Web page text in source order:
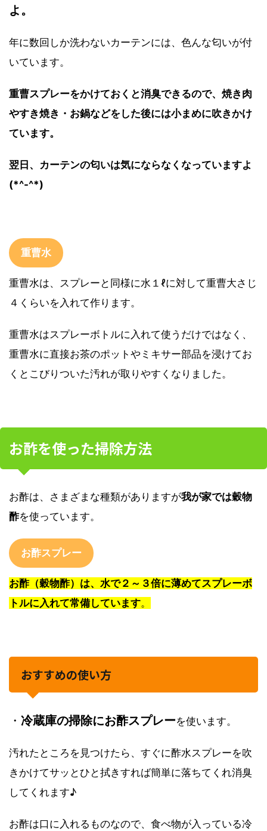
よ。
年に数回しか洗わないカーテンには、色んな匂いが付
いています。
重曹スプレーをかけておくと消臭できるので、焼き肉
やすき焼き・お鍋などをした後には小まめに吹きかけ
ています。
翌日、カーテンの匂いは気にならなくなっていますよ
(*^-^*)
重曹水
重曹水は、スプレーと同様に水１ℓに対して重曹大さじ
４くらいを入れて作ります。
重曹水はスプレーボトルに入れて使うだけではなく、
重曹水に直接お茶のポットやミキサー部品を浸けてお
くとこびりついた汚れが取りやすくなりました。
お酢を使った掃除方法
お酢は、さまざまな種類がありますが我が家では穀物
酢を使っています。
お酢スプレー
お酢（穀物酢）は、水で２～３倍に薄めてスプレーボ
トルに入れて常備しています。
おすすめの使い方
・ 冷蔵庫の掃除にお酢スプレーを使います。
汚れたところを見つけたら、すぐに酢水スプレーを吹
きかけてサッとひと拭きすれば簡単に落ちてくれ消臭
してくれます♪
お酢は口に入れるものなので、食べ物が入っている冷